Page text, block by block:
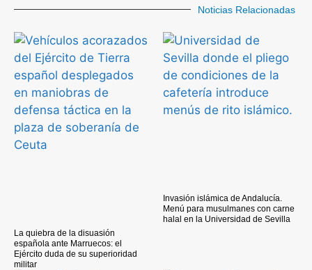
Noticias Relacionadas
La quiebra de la disuasión
española ante Marruecos: el
Ejército duda de su superioridad
militar
Invasión islámica de Andalucía.
Menú para musulmanes con carne
halal en la Universidad de Sevilla